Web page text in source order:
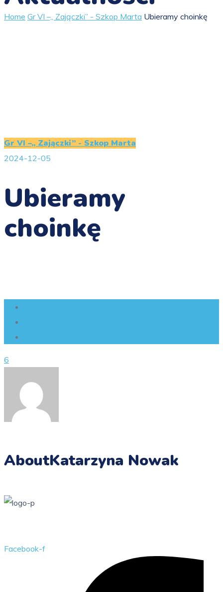
Home Gr VI –„ Zajączki” - Szkop Marta Ubieramy choinkę
Gr VI –„ Zajączki” - Szkop Marta
2024-12-05
Ubieramy
choinkę
6
AboutKatarzyna Nowak
Facebook-f